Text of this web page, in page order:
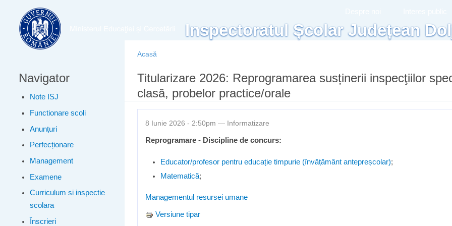
principal
Inspectoratul Școlar Județean
Meniu principal
Navigator
Note ISJ
Functionare scoli
Anunțuri
Perfecționare
Management
Examene
Curriculum si inspectie
scolara
Înscrieri
Eşti aici
Acasă
Titularizare 2026: Reprogramarea susținerii inspecţiilor
clasă, probelor practice/orale
8 Iunie 2026 - 2:50pm — Informatizare
Reprogramare - Discipline de concurs:
Educator/profesor pentru educație timpurie (învățământ antepreșcolar);
Matematică;
Managementul resursei umane
Versiune tipar